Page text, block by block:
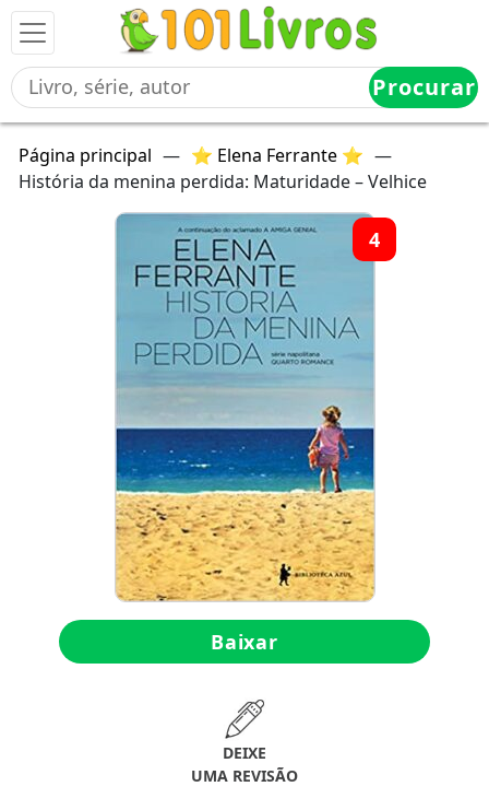
Procurar
Página principal — ⭐ Elena Ferrante ⭐ —
História da menina perdida: Maturidade – Velhice
4
Baixar
DEIXE
UMA REVISÃO